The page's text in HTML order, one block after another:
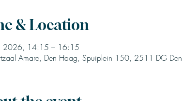
& Location
2026, 14:15 – 16:15
Amare, Den Haag, Spuiplein 150, 2511 DG